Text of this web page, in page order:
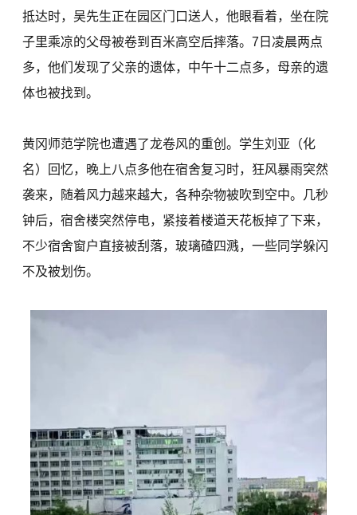
抵达时，吴先生正在园区门口送人，他眼看着，坐在院
子里乘凉的父母被卷到百米高空后摔落。7日凌晨两点
多，他们发现了父亲的遗体，中午十二点多，母亲的遗
体也被找到。
黄冈师范学院也遭遇了龙卷风的重创。学生刘亚（化
名）回忆，晚上八点多他在宿舍复习时，狂风暴雨突然
袭来，随着风力越来越大，各种杂物被吹到空中。几秒
钟后，宿舍楼突然停电，紧接着楼道天花板掉了下来，
不少宿舍窗户直接被刮落，玻璃碴四溅，一些同学躲闪
不及被划伤。